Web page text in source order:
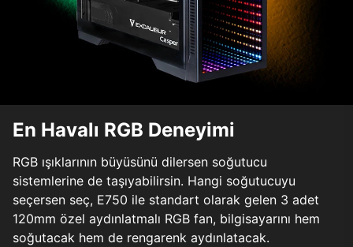
En Havalı RGB Deneyimi
RGB ışıklarının büyüsünü dilersen soğutucu
sistemlerine de taşıyabilirsin. Hangi soğutucuyu
seçersen seç, E750 ile standart olarak gelen 3 adet
120mm özel aydınlatmalı RGB fan, bilgisayarını hem
soğutacak hem de rengarenk aydınlatacak.